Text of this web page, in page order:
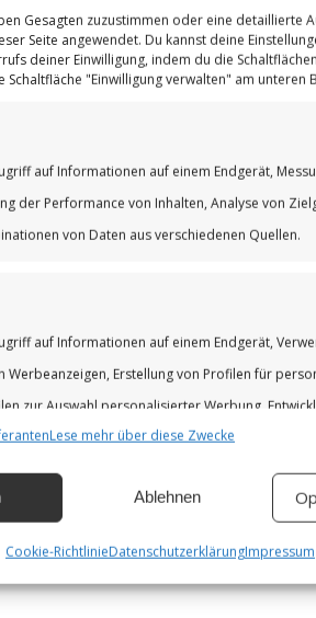
Gesagten zuzustimmen oder eine detaillierte
Seite angewendet. Du kannst deine
deiner Einwilligung, indem du die
"Einwilligung verwalten" am unteren
auf Informationen auf einem Endgerät,
der Performance von Inhalten, Analyse von
von Daten aus verschiedenen Quellen.
auf Informationen auf einem Endgerät,
Werbeanzeigen, Erstellung von Profilen für
zur Auswahl personalisierter Werbung,
von Daten aus unterschiedlichen Quellen,
Lese mehr über diese Zwecke
Ablehnen
Cookie-RichtlinieDatenschutzerklärungImpressum